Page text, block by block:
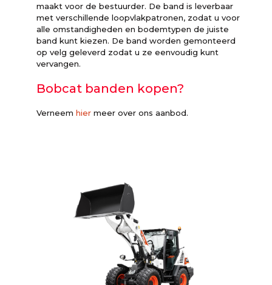
maakt voor de bestuurder. De band is leverbaar
met verschillende loopvlakpatronen, zodat u voor
alle omstandigheden en bodemtypen de juiste
band kunt kiezen. De band worden gemonteerd
op velg geleverd zodat u ze eenvoudig kunt
vervangen.
Bobcat banden kopen?
Verneem hier meer over ons aanbod.